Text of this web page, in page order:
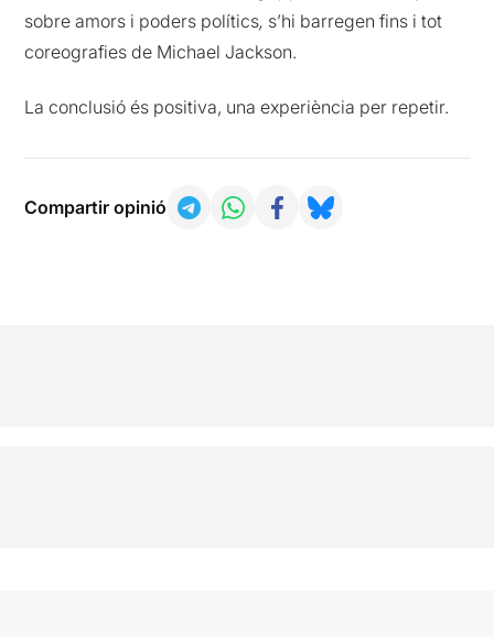
sobre amors i poders polítics, s’hi barregen fins i tot
coreografies de Michael Jackson.
La conclusió és positiva, una experiència per repetir.
Compartir opinió